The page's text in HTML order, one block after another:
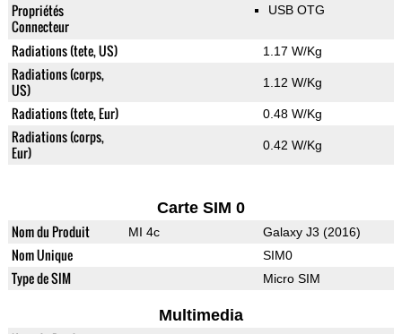
Propriétés
Connecteur
USB OTG
Radiations (tete, US) 1.17 W/Kg
Radiations (corps,
US)
1.12 W/Kg
Radiations (tete, Eur) 0.48 W/Kg
Radiations (corps,
Eur)
0.42 W/Kg
Carte SIM 0
Nom du Produit MI 4c Galaxy J3 (2016)
Nom Unique SIM0
Type de SIM Micro SIM
Multimedia